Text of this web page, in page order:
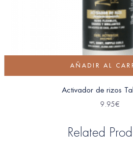
AÑADIR AL
Activador de rizos
9.95€
Related